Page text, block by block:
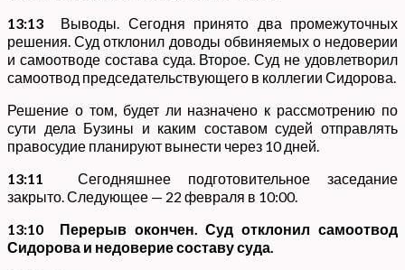
13:13 Выводы. Сегодня принято два промежуточных
решения. Суд отклонил доводы обвиняемых о недоверии
и самоотводе состава суда. Второе. Суд не удовлетворил
самоотвод председательствующего в коллегии Сидорова.
Решение о том, будет ли назначено к рассмотрению по
сути дела Бузины и каким составом судей отправлять
правосудие планируют вынести через 10 дней.
13:11 Сегодняшнее подготовительное заседание
закрыто. Следующее — 22 февраля в 10:00.
13:10 Перерыв окончен. Суд отклонил самоотвод
Сидорова и недоверие составу суда.